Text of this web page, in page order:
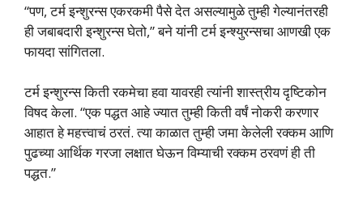
“पण, टर्म इन्शुरन्स एकरकमी पैसे देत असल्यामुळे तुम्ही गेल्यानंतरही
ही जबाबदारी इन्शुरन्स घेतो,” बने यांनी टर्म इन्श्युरन्सचा आणखी एक
फायदा सांगितला.
टर्म इन्शुरन्स किती रकमेचा हवा यावरही त्यांनी शास्त्रीय दृष्टिकोन
विषद केला. “एक पद्धत आहे ज्यात तुम्ही किती वर्षं नोकरी करणार
आहात हे महत्त्वाचं ठरतं. त्या काळात तुम्ही जमा केलेली रक्कम आणि
पुढच्या आर्थिक गरजा लक्षात घेऊन विम्याची रक्कम ठरवणं ही ती
पद्धत.”